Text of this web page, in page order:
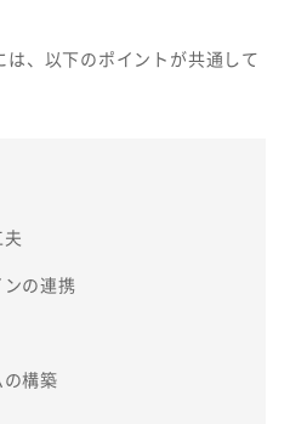
は、以下のポイントが共通して
の連携
構築